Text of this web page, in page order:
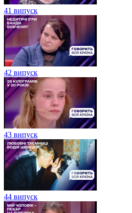
41 випуск
42 випуск
43 випуск
44 випуск